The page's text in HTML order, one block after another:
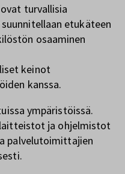
turvallisia
etukäteen
osaaminen
keinot
kanssa.
ympäristöissä.
laitteistot ja ohjelmistot
palvelutoimittajien